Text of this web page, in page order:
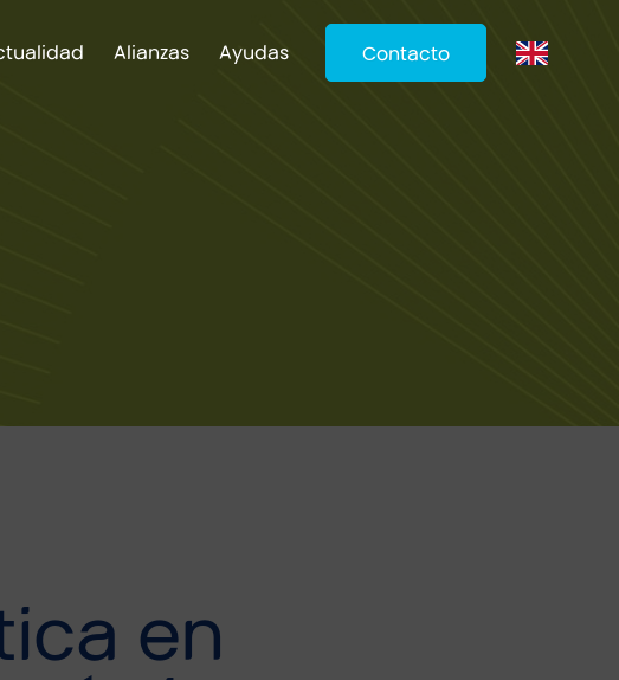
Alianzas Ayudas Contacto
en